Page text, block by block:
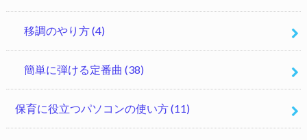
移調のやり方(4)
簡単に弾ける定番曲 (38)
保育に役立つパソコンの使い方(11)